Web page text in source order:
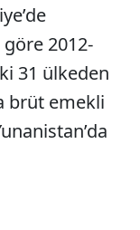
2012-
31 ülkeden
brüt emekli